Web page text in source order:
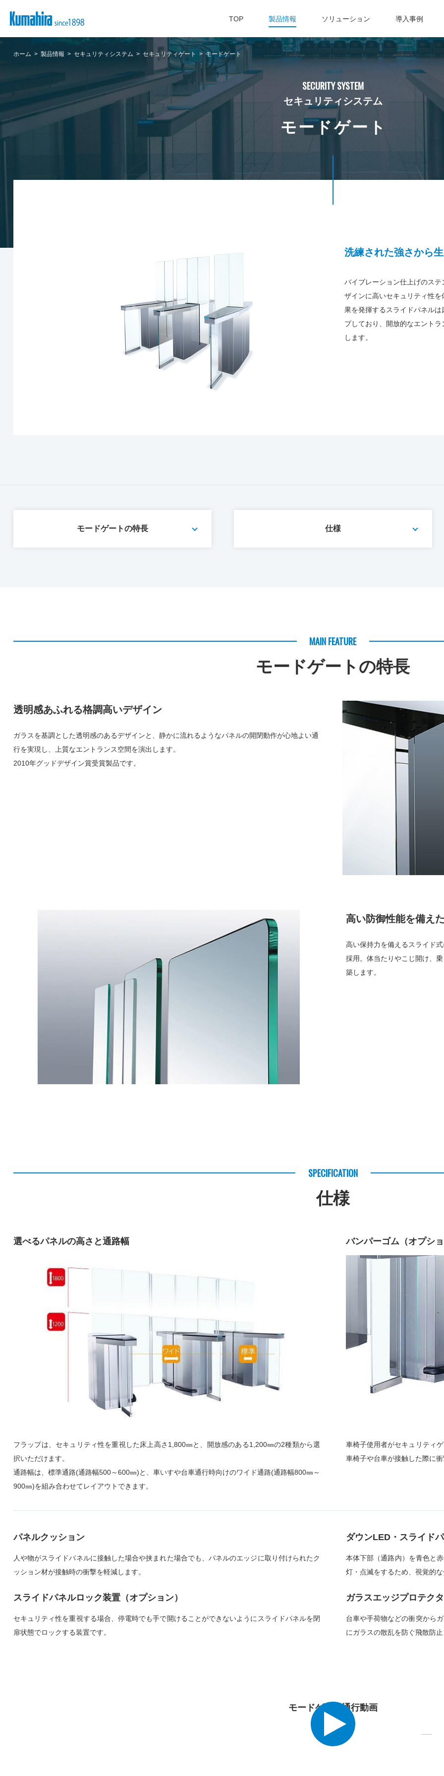
TOP 製品情報 ソリューション 導入事例
ホーム 製品情報 セキュリティシステム セキュリティゲート モードゲート
SECURITY SYSTEM
セキュリティシステム
モードゲート
洗練された強さから
バイブレーション仕上げのス
ザインに高いセキュリティ性
果を発揮するスライドパネル
プしており、開放的なエント
します。
モードゲートの特長 仕様
MAIN FEATURE
モードゲートの特長
透明感あふれる格調高いデザイン
ガラスを基調とした透明感のあるデザインと、静かに流れるようなパネルの開閉動作が心地よい通
行を実現し、上質なエントランス空間を演出します。
2010年グッドデザイン賞受賞製品です。
高い防御性能を備え
高い保持力を備えるスライド
採用。体当たりやこじ開け、
築します。
SPECIFICATION
仕様
選べるパネルの高さと通路幅
フラップは、セキュリティ性を重視した床上高さ1,800㎜と、開放感のある1,200㎜の2種類から選
択いただけます。
通路幅は、標準通路(通路幅500～600㎜)と、車いすや台車通行時向けのワイド通路(通路幅800㎜～
900㎜)を組み合わせてレイアウトできます。
バンパーゴム（オプシ
車椅子使用者がセキュリティ
車椅子や台車が接触した際に
パネルクッション
人や物がスライドパネルに接触した場合や挟まれた場合でも、パネルのエッジに取り付けられたク
ッション材が接触時の衝撃を軽減します。
ダウンLED・スライド
本体下部（通路内）を青色と
灯・点滅をするため、視覚的
スライドパネルロック装置（オプション）
セキュリティ性を重視する場合、停電時でも手で開けることができないようにスライドパネルを閉
扉状態でロックする装置です。
ガラスエッジプロテク
台車や手荷物などの衝突から
にガラスの散乱を防ぐ飛散防
モードゲート通行動画